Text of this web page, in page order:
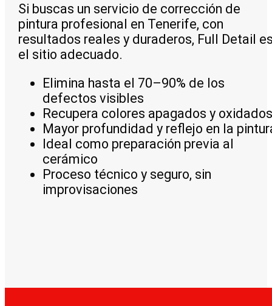
Si buscas un servicio de corrección de
pintura profesional en Tenerife, con
resultados reales y duraderos, Full Detail
el sitio adecuado.
Elimina hasta el 70–90% de los
defectos visibles
Recupera colores apagados y oxidados
Mayor profundidad y reflejo en la
Ideal como preparación previa al
cerámico
Proceso técnico y seguro, sin
improvisaciones